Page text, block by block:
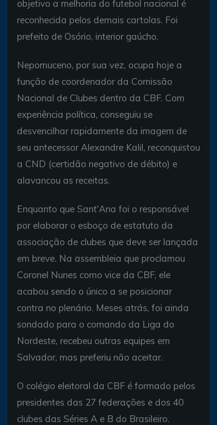
objetivo a melhoria do futebol nacional é
reconhecida pelos demais cartolas. Foi
prefeito de Osório, interior gaúcho.
Nepomuceno, por sua vez, ocupa hoje a
função de coordenador da Comissão
Nacional de Clubes dentro da CBF. Com
experiência política, conseguiu se
desvencilhar rapidamente da imagem de
seu antecessor Alexandre Kalil, reconquistou
a CND (certidão negativo de débito) e
alavancou as receitas.
Enquanto que Sant'Ana foi o responsável
por elaborar o esboço de estatuto da
associação de clubes que deve ser lançada
em breve. Na assembleia que proclamou
Coronel Nunes como vice da CBF, ele
acabou sendo o único a se posicionar
contra no plenário. Meses atrás, foi ainda
sondado para o comando da Liga do
Nordeste, recebeu outras equipes em
Salvador, mas preferiu não aceitar.
O colégio eleitoral da CBF é formado pelos
presidentes das 27 federações e dos 40
clubes das Séries A e B do Brasileiro.